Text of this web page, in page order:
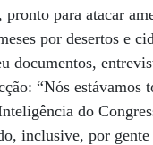
para atacar
por desertos e
documentos,
“Nós estávamos
do
inclusive, por